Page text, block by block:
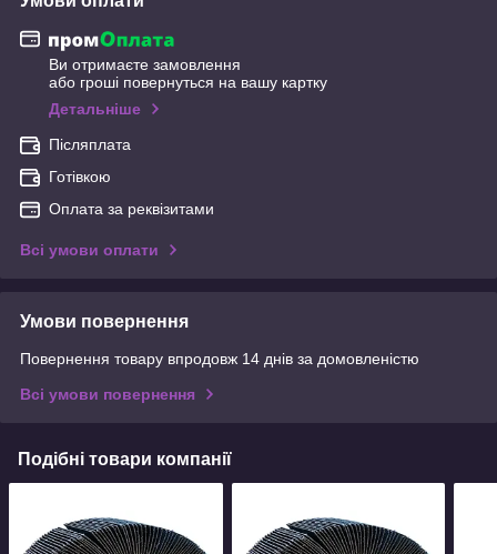
Ви отримаєте замовлення
або гроші повернуться на вашу картку
Детальніше
Післяплата
Готівкою
Оплата за реквізитами
Всі умови оплати
Умови повернення
Повернення товару впродовж 14 днів за домовленістю
Всі умови повернення
Подібні товари компанії